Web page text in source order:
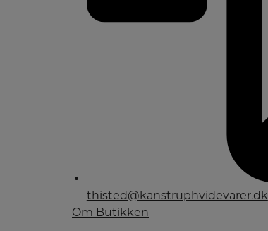
thisted@kanstruphvidevarer.dk
Om Butikken